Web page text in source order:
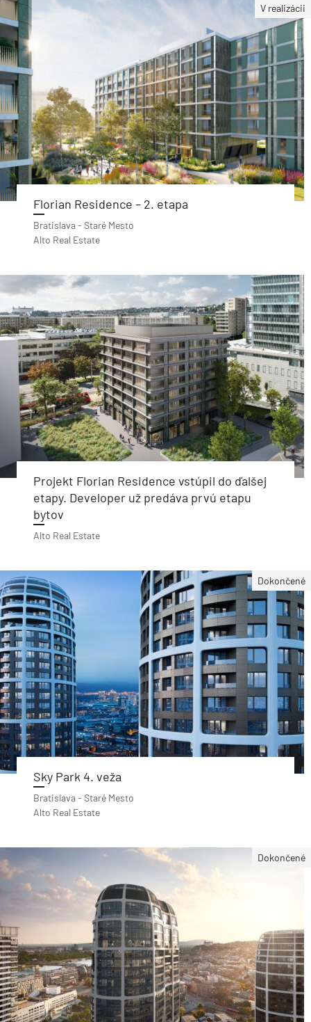
V realizácii
Florian Residence – 2. etapa
Bratislava - Staré Mesto
Alto Real Estate
Projekt Florian Residence vstúpil do ďalšej
etapy. Developer už predáva prvú etapu
bytov
Alto Real Estate
Dokončené
Sky Park 4. veža
Bratislava - Staré Mesto
Alto Real Estate
Dokončené